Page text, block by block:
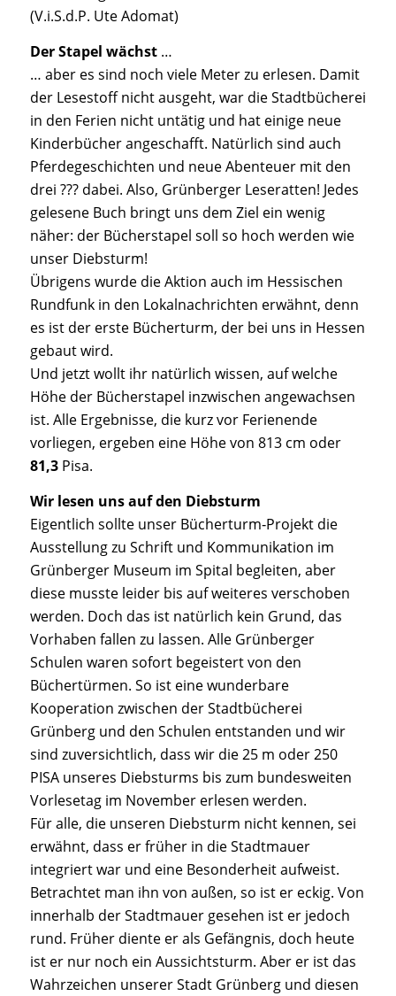
(V.i.S.d.P. Ute Adomat)
Der Stapel wächst…
… aber es sind noch viele Meter zu erlesen. Damit
der Lesestoff nicht ausgeht, war die Stadtbücherei
in den Ferien nicht untätig und hat einige neue
Kinderbücher angeschafft. Natürlich sind auch
Pferdegeschichten und neue Abenteuer mit den
drei ??? dabei. Also, Grünberger Leseratten! Jedes
gelesene Buch bringt uns dem Ziel ein wenig
näher: der Bücherstapel soll so hoch werden wie
unser Diebsturm!
Übrigens wurde die Aktion auch im Hessischen
Rundfunk in den Lokalnachrichten erwähnt, denn
es ist der erste Bücherturm, der bei uns in Hessen
gebaut wird.
Und jetzt wollt ihr natürlich wissen, auf welche
Höhe der Bücherstapel inzwischen angewachsen
ist. Alle Ergebnisse, die kurz vor Ferienende
vorliegen, ergeben eine Höhe von 813 cm oder
81,3Pisa.
Wir lesen uns auf den Diebsturm
Eigentlich sollte unser Bücherturm‐Projekt die
Ausstellung zu Schrift und Kommunikation im
Grünberger Museum im Spital begleiten, aber
diese musste leider bis auf weiteres verschoben
werden. Doch das ist natürlich kein Grund, das
Vorhaben fallen zu lassen. Alle Grünberger
Schulen waren sofort begeistert von den
Büchertürmen. So ist eine wunderbare
Kooperation zwischen der Stadtbücherei
Grünberg und den Schulen entstanden und wir
sind zuversichtlich, dass wir die 25 m oder 250
PISA unseres Diebsturms bis zum bundesweiten
Vorlesetag im November erlesen werden.
Für alle, die unseren Diebsturm nicht kennen, sei
erwähnt, dass er früher in die Stadtmauer
integriert war und eine Besonderheit aufweist.
Betrachtet man ihn von außen, so ist er eckig. Von
innerhalb der Stadtmauer gesehen ist er jedoch
rund. Früher diente er als Gefängnis, doch heute
ist er nur noch ein Aussichtsturm. Aber er ist das
Wahrzeichen unserer Stadt Grünberg und diesen